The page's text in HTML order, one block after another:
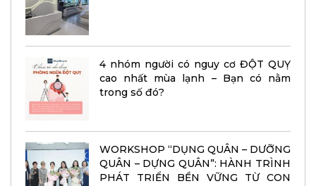
4 nhóm người có nguy cơ ĐỘT QUỴ
cao nhất mùa lạnh – Bạn có nằm
trong số đó?
WORKSHOP “DỤNG QUÂN – DƯỠNG
QUÂN – DỰNG QUÂN”: HÀNH TRÌNH
PHÁT TRIỂN BỀN VỮNG TỪ CON